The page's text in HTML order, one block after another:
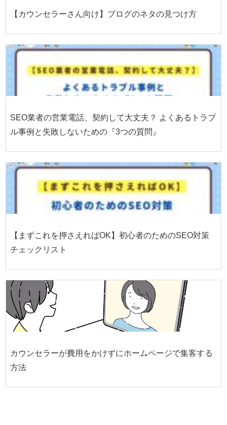
【カウンセラーさん向け】ブログのネタの見つけ方
SEO業者の営業電話、契約して大丈夫？ よくあるトラブ
ル事例と失敗しないための『3つの質問』
【まずこれを押さえればOK】初心者のためのSEO対策
チェックリスト
カウンセラーが費用をかけずにホームページで集客する
方法